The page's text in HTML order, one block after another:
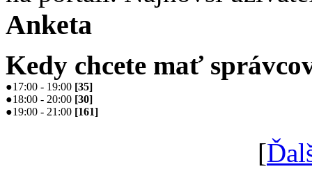
Anketa
Kedy chcete mať
●17:00 - 19:00 [35]
●18:00 - 20:00 [30]
●19:00 - 21:00 [161]
[